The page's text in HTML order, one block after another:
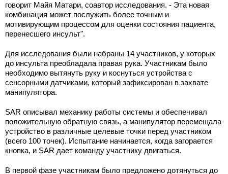
говорит Майя Матари, соавтор исследования. - Эта новая
комбинация может послужить более точным и
мотивирующим процессом для оценки состояния пациента,
перенесшего инсульт".
Для исследования были набраны 14 участников, у которых
до инсульта преобладала правая рука. Участникам было
необходимо вытянуть руку и коснуться устройства с
сенсорными датчиками, который зафиксирован в захвате
манипулятора.
SAR описывал механику работы системы и обеспечивал
положительную обратную связь, а манипулятор перемещала
устройство в различные целевые точки перед участником
(всего 100 точек). Испытание начинается, когда загорается
кнопка, и SAR дает команду участнику двигаться.
В первой фазе участникам было предложено дотянуться до